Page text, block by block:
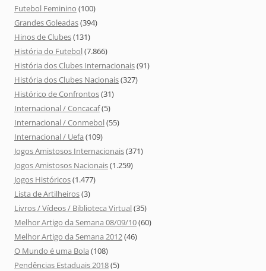
Futebol Feminino (100)
Grandes Goleadas(394)
Hinos de Clubes(131)
História do Futebol(7.866)
História dos Clubes Internacionais(91)
História dos Clubes Nacionais(327)
Histórico de Confrontos(31)
Internacional / Concacaf(5)
Internacional / Conmebol(55)
Internacional / Uefa (109)
Jogos Amistosos Internacionais(371)
Jogos Amistosos Nacionais(1.259)
Jogos Históricos(1.477)
Lista de Artilheiros(3)
Livros / Vídeos / Biblioteca Virtual(35)
Melhor Artigo da Semana 08/09/10(60)
Melhor Artigo da Semana 2012(46)
O Mundo é uma Bola (108)
Pendências Estaduais 2018(5)